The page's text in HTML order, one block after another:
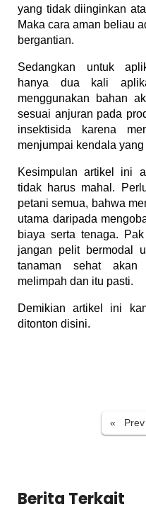
yang tidak diinginkan
Maka cara aman beliau
bergantian.
Sedangkan untuk
hanya dua kali
menggunakan bahan
sesuai anjuran pada
insektisida karena
menjumpai kendala
Kesimpulan artikel ini
tidak harus mahal.
petani semua, bahwa
utama daripada
biaya serta tenaga.
jangan pelit bermodal
tanaman sehat akan
melimpah dan itu pasti.
Demikian artikel ini
ditonton disini.
« Prev
Berita Terkait